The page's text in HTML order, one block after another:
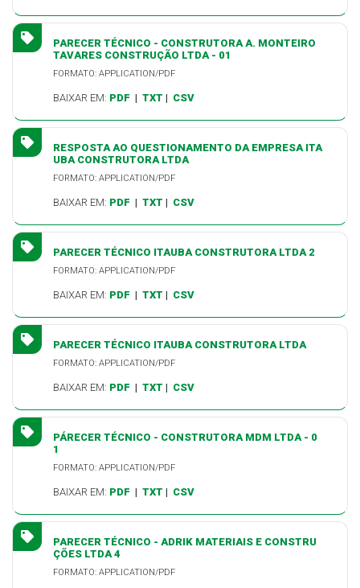
PARECER TÉCNICO - CONSTRUTORA A. MONTEIRO
TAVARES CONSTRUÇÃO LTDA - 01
FORMATO: APPLICATION/PDF
BAIXAR EM: PDF | TXT | CSV
RESPOSTA AO QUESTIONAMENTO DA EMPRESA ITA
UBA CONSTRUTORA LTDA
FORMATO: APPLICATION/PDF
BAIXAR EM: PDF | TXT | CSV
PARECER TÉCNICO ITAUBA CONSTRUTORA LTDA 2
FORMATO: APPLICATION/PDF
BAIXAR EM: PDF | TXT | CSV
PARECER TÉCNICO ITAUBA CONSTRUTORA LTDA
FORMATO: APPLICATION/PDF
BAIXAR EM: PDF | TXT | CSV
PÁRECER TÉCNICO - CONSTRUTORA MDM LTDA - 0
1
FORMATO: APPLICATION/PDF
BAIXAR EM: PDF | TXT | CSV
PARECER TÉCNICO - ADRIK MATERIAIS E CONSTRU
ÇÕES LTDA 4
FORMATO: APPLICATION/PDF